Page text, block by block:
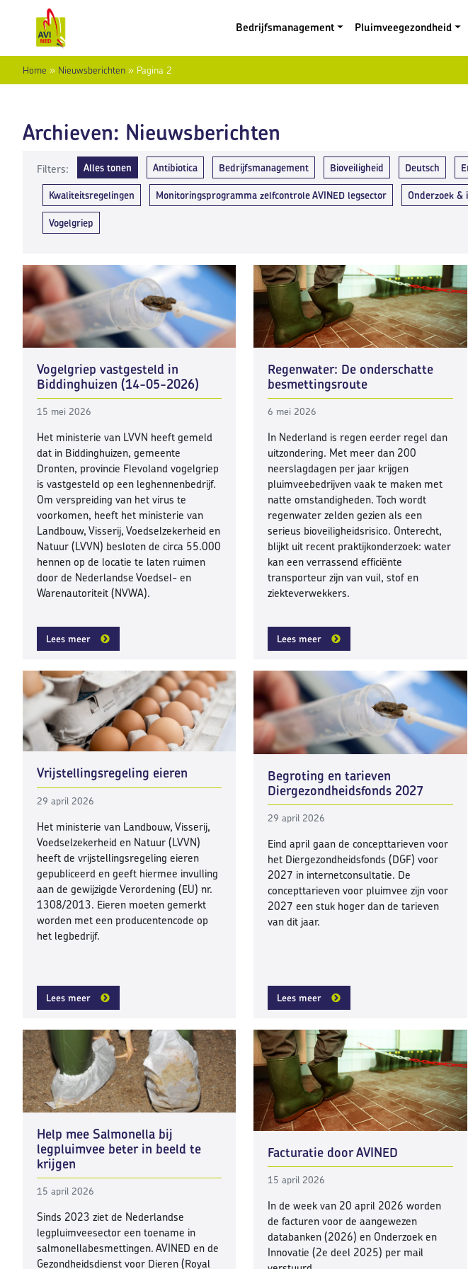
Bedrijfsmanagement
Pluimveegezondheid
Home » Nieuwsberichten » Pagina 2
Archieven: Nieuwsberichten
Filters: Alles tonen Antibiotica Bedrijfsmanagement Bioveiligheid Deutsch
Kwaliteitsregelingen Monitoringsprogramma zelfcontrole AVINED legsector Onderzoek &
Vogelgriep
Vogelgriep vastgesteld in
Biddinghuizen (14-05-2026)
15 mei 2026
Het ministerie van LVVN heeft gemeld
dat in Biddinghuizen, gemeente
Dronten, provincie Flevoland vogelgriep
is vastgesteld op een leghennenbedrijf.
Om verspreiding van het virus te
voorkomen, heeft het ministerie van
Landbouw, Visserij, Voedselzekerheid en
Natuur (LVVN) besloten de circa 55.000
hennen op de locatie te laten ruimen
door de Nederlandse Voedsel- en
Warenautoriteit (NVWA).
Lees meer
Regenwater: De onderschatte
besmettingsroute
6 mei 2026
In Nederland is regen eerder regel dan
uitzondering. Met meer dan 200
neerslagdagen per jaar krijgen
pluimveebedrijven vaak te maken met
natte omstandigheden. Toch wordt
regenwater zelden gezien als een
serieus bioveiligheidsrisico. Onterecht,
blijkt uit recent praktijkonderzoek: water
kan een verrassend efficiënte
transporteur zijn van vuil, stof en
ziekteverwekkers.
Lees meer
Vrijstellingsregeling eieren
29 april 2026
Het ministerie van Landbouw, Visserij,
Voedselzekerheid en Natuur (LVVN)
heeft de vrijstellingsregeling eieren
gepubliceerd en geeft hiermee invulling
aan de gewijzigde Verordening (EU) nr.
1308/2013. Eieren moeten gemerkt
worden met een producentencode op
het legbedrijf.
Lees meer
Begroting en tarieven
Diergezondheidsfonds 2027
29 april 2026
Eind april gaan de concepttarieven voor
het Diergezondheidsfonds (DGF) voor
2027 in internetconsultatie. De
concepttarieven voor pluimvee zijn voor
2027 een stuk hoger dan de tarieven
van dit jaar.
Lees meer
Help mee Salmonella bij
legpluimvee beter in beeld te
krijgen
15 april 2026
Sinds 2023 ziet de Nederlandse
legpluimveesector een toename in
salmonellabesmettingen. AVINED en de
Gezondheidsdienst voor Dieren (Royal
Facturatie door AVINED
15 april 2026
In de week van 20 april 2026 worden
de facturen voor de aangewezen
databanken (2026) en Onderzoek en
Innovatie (2e deel 2025) per mail